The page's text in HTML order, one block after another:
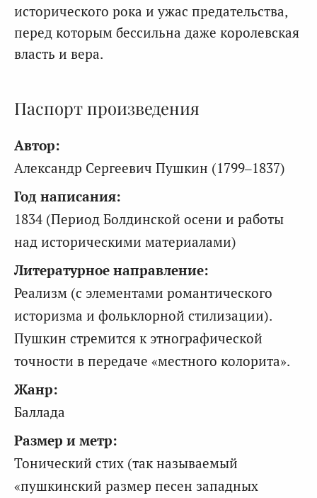
исторического рока и ужас предательства,
перед которым бессильна даже королевская
власть и вера.
Паспорт произведения
Автор:
Александр Сергеевич Пушкин (1799–1837)
Год написания:
1834 (Период Болдинской осени и работы
над историческими материалами)
Литературное направление:
Реализм (с элементами романтического
историзма и фольклорной стилизации).
Пушкин стремится к этнографической
точности в передаче «местного колорита».
Жанр:
Баллада
Размер и метр:
Тонический стих (так называемый
«пушкинский размер песен западных